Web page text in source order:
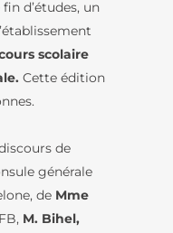
d’études, un
scolaire
Cette édition
de
générale
de Mme
M. Bihel,